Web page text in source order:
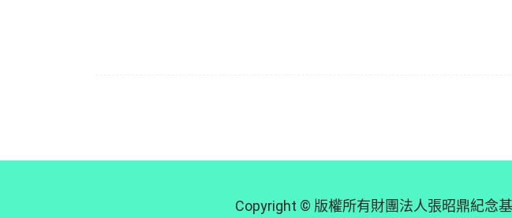
Copyright © 版權所有財團法人張昭鼎紀念